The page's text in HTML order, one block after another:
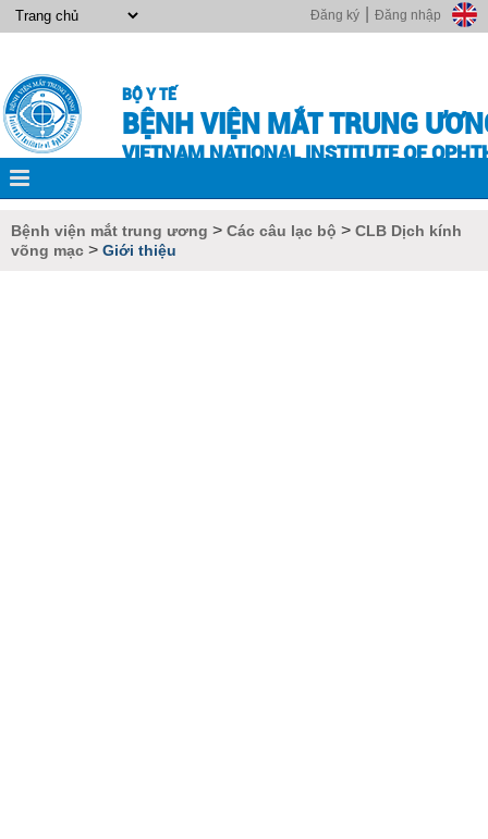
Đăng nhập
Đăng ký
BỘ Y TẾ
BỆNH VIỆN MẮT TRUNG
VIETNAM NATIONAL INSTITUTE OF
Bệnh viện mắt trung ương > Các câu lạc bộ > CLB Dịch kính
võng mạc > Giới thiệu